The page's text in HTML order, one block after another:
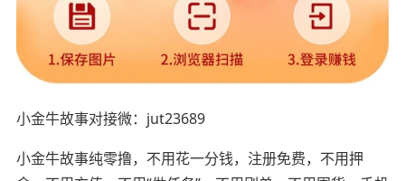
小金牛故事对接微：jut23689
小金牛故事纯零撸，不用花一分钱，注册免费，不用押